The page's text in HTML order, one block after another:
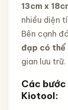
13cm x
nhiều diện
Bên cạnh
đạp có thể
gian lưu trữ.
Các
Kiotool: